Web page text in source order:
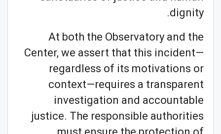
dignity.
At both the Observatory and the
Center, we assert that this incident—
regardless of its motivations or
context—requires a transparent
investigation and accountable
justice. The responsible authorities